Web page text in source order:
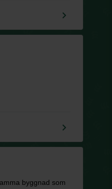
keyboard_arrow_right
keyboard_arrow_right
byggnad som